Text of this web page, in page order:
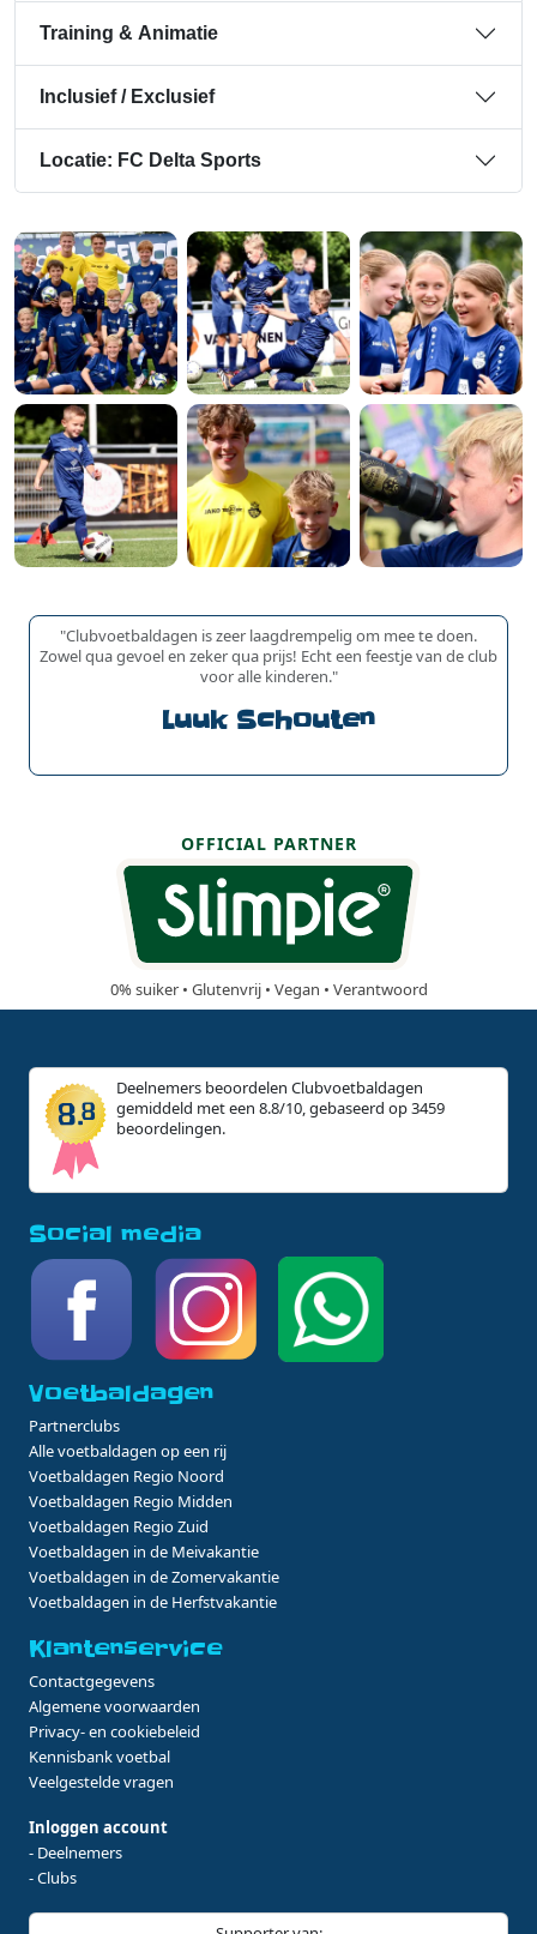
Training & Animatie
Inclusief / Exclusief
Locatie: FC Delta Sports
"Clubvoetbaldagen is zeer laagdrempelig om mee te doen.
Zowel qua gevoel en zeker qua prijs! Echt een feestje van de club
voor alle kinderen."
Luuk Schouten
OFFICIAL PARTNER
0% suiker • Glutenvrij • Vegan • Verantwoord
Deelnemers beoordelen Clubvoetbaldagen
gemiddeld met een 8.8/10, gebaseerd op 3459
beoordelingen.
Social media
Voetbaldagen
Partnerclubs
Alle voetbaldagen op een rij
Voetbaldagen Regio Noord
Voetbaldagen Regio Midden
Voetbaldagen Regio Zuid
Voetbaldagen in de Meivakantie
Voetbaldagen in de Zomervakantie
Voetbaldagen in de Herfstvakantie
Klantenservice
Contactgegevens
Algemene voorwaarden
Privacy- en cookiebeleid
Kennisbank voetbal
Veelgestelde vragen
Inloggen account
- Deelnemers
- Clubs